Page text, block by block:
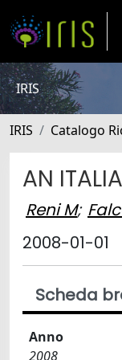
IRIS
IRIS Catalogo
AN
Reni M;
2008-01-01
Scheda
Anno
2008